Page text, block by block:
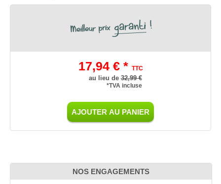
17,94 € * TTC
au lieu de32,99 €
*TVA incluse
AJOUTER AU PANIER
NOS ENGAGEMENTS